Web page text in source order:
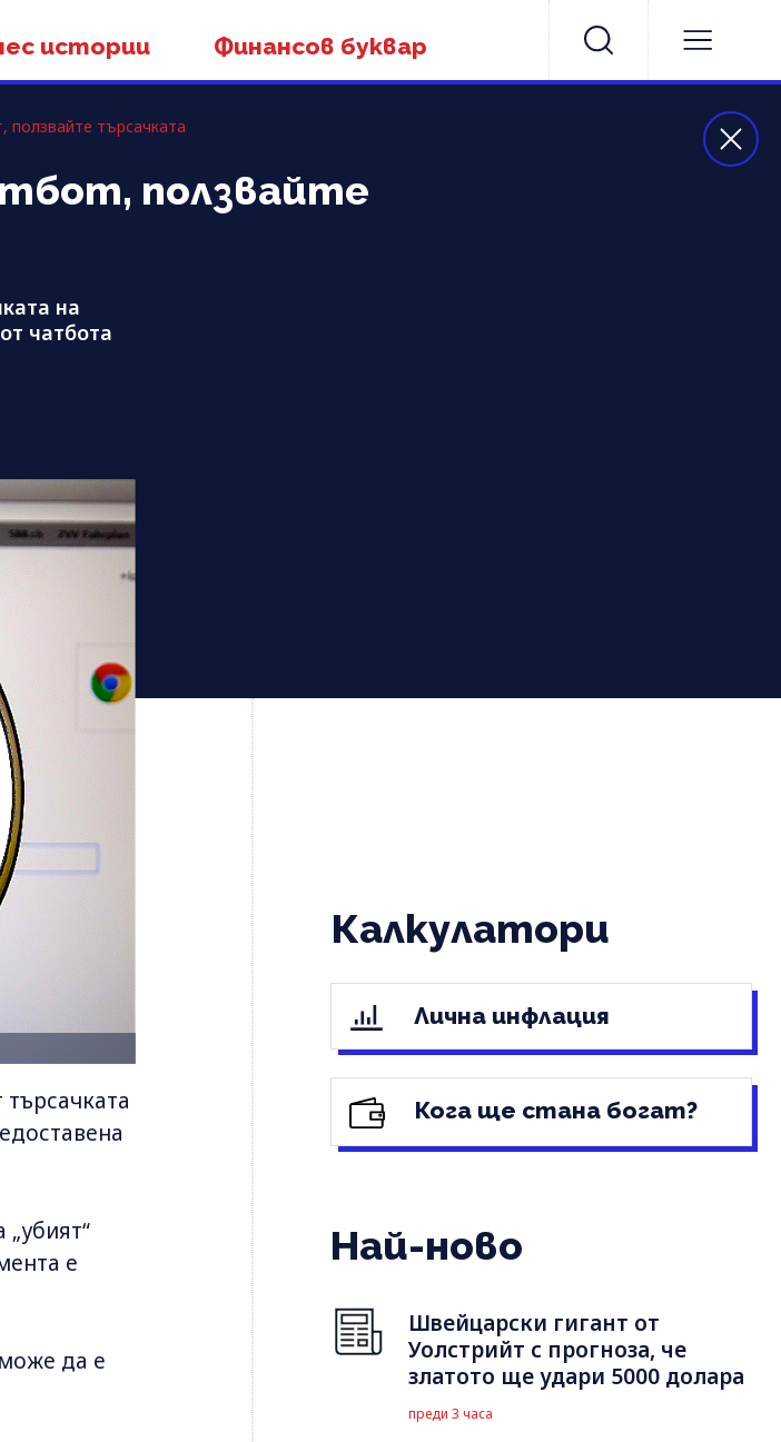
истории Финансов буквар
ползвайте търсачката
ползвайте
на
чатбота
е
да е
Калкулатори
Лична инфлация
Кога ще стана богат?
Най-ново
Швейцарски гигант от
Уолстрийт с прогноза, че
златото ще удари 5000 долара
преди 3 часа